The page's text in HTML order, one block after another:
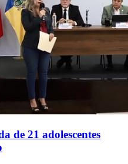
de 21 adolescentes